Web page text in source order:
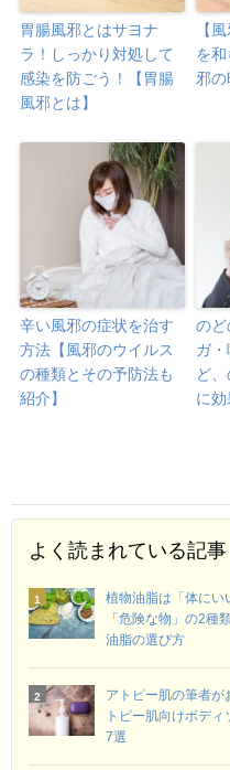
胃腸風邪とはサヨナ
ラ！しっかり対処して
感染を防ごう！【胃腸
風邪とは】
【
を
邪
辛い風邪の症状を治す
方法【風邪のウイルス
の種類とその予防法も
紹介】
のど
ガ
ど
に
よく読まれている記事
植物油脂は「体にい
「危険な物」の2種
油脂の選び方
アトピー肌の筆者が
トピー肌向けボデ
7選